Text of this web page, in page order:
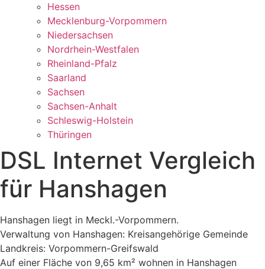
Hessen
Mecklenburg-Vorpommern
Niedersachsen
Nordrhein-Westfalen
Rheinland-Pfalz
Saarland
Sachsen
Sachsen-Anhalt
Schleswig-Holstein
Thüringen
DSL Internet Vergleich
für Hanshagen
Hanshagen liegt in Meckl.-Vorpommern.
Verwaltung von Hanshagen: Kreisangehörige Gemeinde
Landkreis: Vorpommern-Greifswald
Auf einer Fläche von 9,65 km² wohnen in Hanshagen